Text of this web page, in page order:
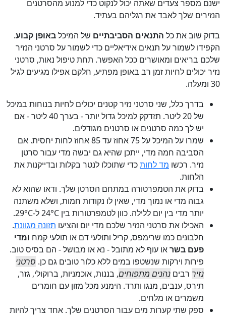
ישנם מספר צעדים שאתה יכול לנקוט כדי למנוע מהסרטנים
הנזירים שלך לאבד את רגליהם בעתיד.
בדוק שוב את כל התנאים הסביבתיים של המיכלבאופן קבוע.
הקפידו לשמור על תנאים אידיאליים כדי לשמור על סרטני הנזיר
שלכם בריאים ומאושרים ככל האפשר. תחת טיפול נאות, סרטני
נזיר יכולים לחיות זמן רב באופן מפתיע, חלקם אפילו מגיעים לגיל
30 ומעלה.
בדרך כלל, שני סרטני נזיר קטנים יכולים לחיות בנוחות במיכל
של 20 ליטר. תזדקק למיכל גדול יותר - בערך 40 ליטר - אם
יש לך כמה סרטנים או סרטנים מגודלים.
שמרו על המיכל על 75 אחוז עד 85 אחוז לחות יחסית. אם
הסביבה חמה מדי, ייתכן שהיא גם יבשה מדי עבור סרטן
נזיר. רכשו מד לחותכדי שתוכלו לנטר בקלות ובדייקנות את
הלחות.
בדוק את הטמפרטורה במתחם הסרטן שלך. ודאו שהוא לא
גבוה מדי או נמוך מדי, שאין לו נקודות חמות, ושלא משתנה
יותר מדי בין יום ללילה. כוון לטמפרטורות בין 24°C ל-29°C.
האכילו את סרטני הנזיר שלכם מדי יום והציעו תזונה מגוונת.
חלבונים כמו שרימפס, קריל ותולעי דם או תולעי קמח ומדי
פעם בשראו עוף לא מתובל - נא או מבושל - הם בסיס טוב.
פירות וירקות שנשטפו במים ללא כלור טובים גם כן. סרטני
נזיר רבים נהנים מתפוחים, בננות, אוכמניות, ברוקולי, גזר,
תירס, ענבים, מנגו ותרד. הימנע מכל מזון עם חומרים
משמרים או מלחים.
ספק שתי קערות מים עבור הסרטנים שלך. אחד צריך להיות